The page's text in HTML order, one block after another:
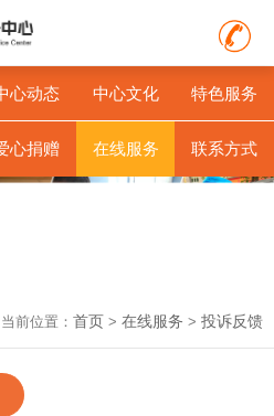
心动态 中心文化 特色服务
心捐赠 在线服务 联系方式
当前位置： 首页 > 在线服务 > 投诉反馈